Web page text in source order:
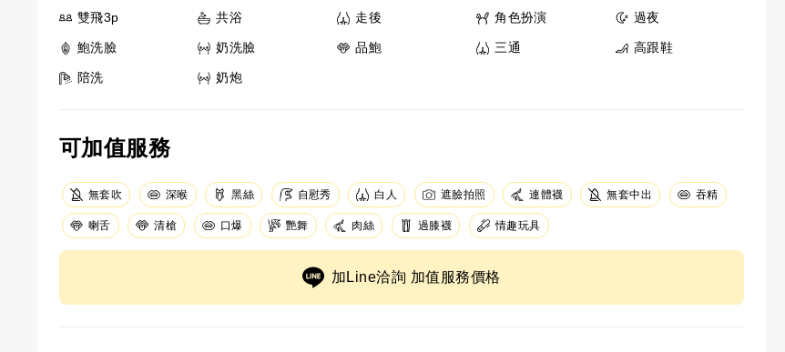
雙飛3p 共浴 走後 角色扮演 過夜
鮑洗臉 奶洗臉 品鮑 三通 高跟鞋
陪洗 奶炮
可加值服務
無套吹 深喉 黑絲 自慰秀 白人 遮臉拍照 連體襪 無套中出 吞精
喇舌 清槍 口爆 艷舞 肉絲 過膝襪 情趣玩具
加Line洽詢 加值服務價格